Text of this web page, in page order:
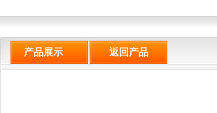
产品展示 返回产品